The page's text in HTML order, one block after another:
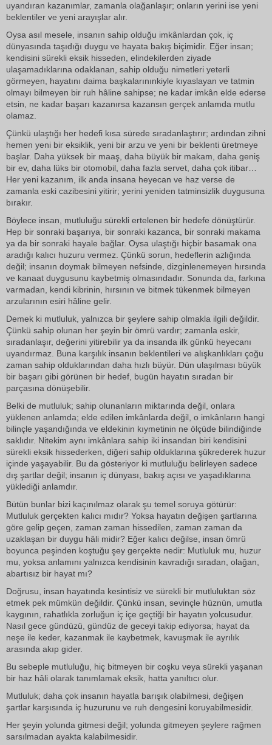
uyandıran kazanımlar, zamanla olağanlaşır; onların yerini ise yeni
beklentiler ve yeni arayışlar alır.
Oysa asıl mesele, insanın sahip olduğu imkânlardan çok, iç
dünyasında taşıdığı duygu ve hayata bakış biçimidir. Eğer insan;
kendisini sürekli eksik hisseden, elindekilerden ziyade
ulaşamadıklarına odaklanan, sahip olduğu nimetleri yeterli
görmeyen, hayatını daima başkalarınınkiyle kıyaslayan ve tatmin
olmayı bilmeyen bir ruh hâline sahipse; ne kadar imkân elde ederse
etsin, ne kadar başarı kazanırsa kazansın gerçek anlamda mutlu
olamaz.
Çünkü ulaştığı her hedefi kısa sürede sıradanlaştırır; ardından zihni
hemen yeni bir eksiklik, yeni bir arzu ve yeni bir beklenti üretmeye
başlar. Daha yüksek bir maaş, daha büyük bir makam, daha geniş
bir ev, daha lüks bir otomobil, daha fazla servet, daha çok itibar…
Her yeni kazanım, ilk anda insana heyecan ve haz verse de
zamanla eski cazibesini yitirir; yerini yeniden tatminsizlik duygusuna
bırakır.
Böylece insan, mutluluğu sürekli ertelenen bir hedefe dönüştürür.
Hep bir sonraki başarıya, bir sonraki kazanca, bir sonraki makama
ya da bir sonraki hayale bağlar. Oysa ulaştığı hiçbir basamak ona
aradığı kalıcı huzuru vermez. Çünkü sorun, hedeflerin azlığında
değil; insanın doymak bilmeyen nefsinde, dizginlenemeyen hırsında
ve kanaat duygusunu kaybetmiş olmasındadır. Sonunda da, farkına
varmadan, kendi kibrinin, hırsının ve bitmek tükenmek bilmeyen
arzularının esiri hâline gelir.
Demek ki mutluluk, yalnızca bir şeylere sahip olmakla ilgili değildir.
Çünkü sahip olunan her şeyin bir ömrü vardır; zamanla eskir,
sıradanlaşır, değerini yitirebilir ya da insanda ilk günkü heyecanı
uyandırmaz. Buna karşılık insanın beklentileri ve alışkanlıkları çoğu
zaman sahip olduklarından daha hızlı büyür. Dün ulaşılması büyük
bir başarı gibi görünen bir hedef, bugün hayatın sıradan bir
parçasına dönüşebilir.
Belki de mutluluk; sahip olunanların miktarında değil, onlara
yüklenen anlamda; elde edilen imkânlarda değil, o imkânların hangi
bilinçle yaşandığında ve eldekinin kıymetinin ne ölçüde bilindiğinde
saklıdır. Nitekim aynı imkânlara sahip iki insandan biri kendisini
sürekli eksik hissederken, diğeri sahip olduklarına şükrederek huzur
içinde yaşayabilir. Bu da gösteriyor ki mutluluğu belirleyen sadece
dış şartlar değil; insanın iç dünyası, bakış açısı ve yaşadıklarına
yüklediği anlamdır.
Bütün bunlar bizi kaçınılmaz olarak şu temel soruya götürür:
Mutluluk gerçekten kalıcı mıdır? Yoksa hayatın değişen şartlarına
göre gelip geçen, zaman zaman hissedilen, zaman zaman da
uzaklaşan bir duygu hâli midir? Eğer kalıcı değilse, insan ömrü
boyunca peşinden koştuğu şey gerçekte nedir: Mutluluk mu, huzur
mu, yoksa anlamını yalnızca kendisinin kavradığı sıradan, olağan,
abartısız bir hayat mı?
Doğrusu, insan hayatında kesintisiz ve sürekli bir mutluluktan söz
etmek pek mümkün değildir. Çünkü insan, sevinçle hüznün, umutla
kaygının, rahatlıkla zorluğun iç içe geçtiği bir hayatın yolcusudur.
Nasıl gece gündüzü, gündüz de geceyi takip ediyorsa; hayat da
neşe ile keder, kazanmak ile kaybetmek, kavuşmak ile ayrılık
arasında akıp gider.
Bu sebeple mutluluğu, hiç bitmeyen bir coşku veya sürekli yaşanan
bir haz hâli olarak tanımlamak eksik, hatta yanıltıcı olur.
Mutluluk; daha çok insanın hayatla barışık olabilmesi, değişen
şartlar karşısında iç huzurunu ve ruh dengesini koruyabilmesidir.
Her şeyin yolunda gitmesi değil; yolunda gitmeyen şeylere rağmen
sarsılmadan ayakta kalabilmesidir.